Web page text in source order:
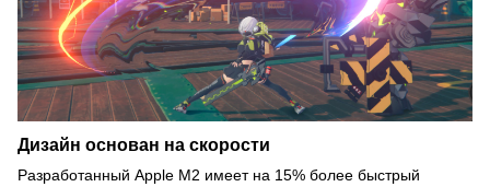
Дизайн основан на скорости
Разработанный Apple M2 имеет на 15% более быстрый